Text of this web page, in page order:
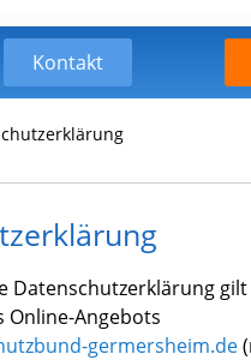
Kontakt
Datenschutzerklärung
Online-Angebots
germersheim.de